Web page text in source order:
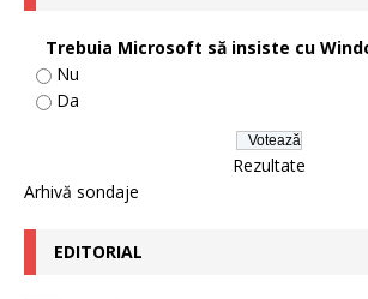
Trebuia Microsoft să insiste cu
Nu
Da
Rezultate
Arhivă sondaje
EDITORIAL